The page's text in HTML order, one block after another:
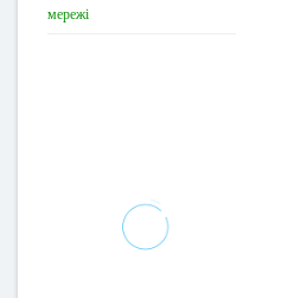
мережі